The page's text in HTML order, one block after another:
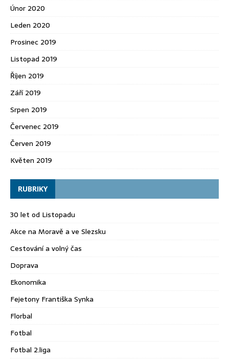
Únor 2020
Leden 2020
Prosinec 2019
Listopad 2019
Říjen 2019
Září 2019
Srpen 2019
Červenec 2019
Červen 2019
Květen 2019
RUBRIKY
30 let od Listopadu
Akce na Moravě a ve Slezsku
Cestování a volný čas
Doprava
Ekonomika
Fejetony Františka Synka
Florbal
Fotbal
Fotbal 2.liga